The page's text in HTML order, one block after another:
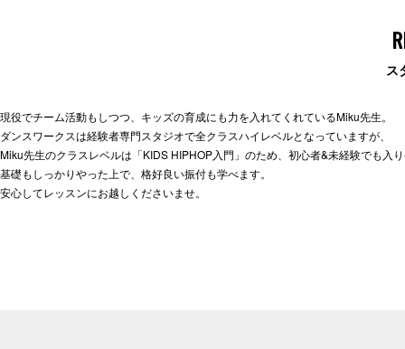
ス
現役でチーム活動もしつつ、キッズの育成にも力を入れてくれているMiku先生。
ダンスワークスは経験者専門スタジオで全クラスハイレベルとなっていますが、
Miku先生のクラスレベルは「KIDS HIPHOP入門」のため、初心者&未経験でも入
基礎もしっかりやった上で、格好良い振付も学べます。
安心してレッスンにお越しくださいませ。